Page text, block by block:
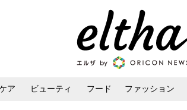
ア ビューティ フード ファッション